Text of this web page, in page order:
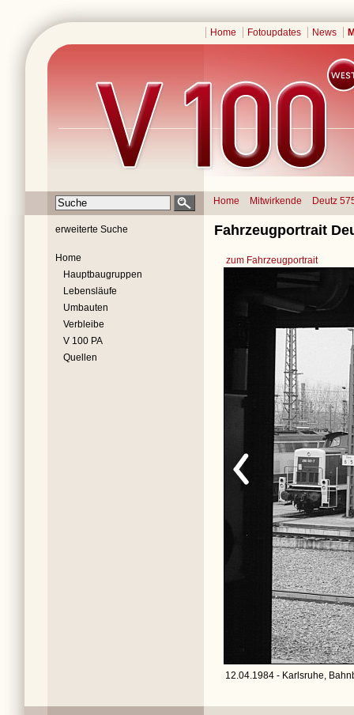
Home Fotoupdates News
Home Mitwirkende Deutz
erweiterte Suche
Home
Hauptbaugruppen
Lebensläufe
Umbauten
Verbleibe
V 100 PA
Quellen
Fahrzeugportrait
zum Fahrzeugportrait
12.04.1984 - Karlsruhe,